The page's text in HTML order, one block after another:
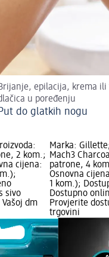
epilacija, krema ili
u poređenju
Put do glatkih nogu
2 kom.;
cijena:
sivo
dm
Marka:
Mach3
patrone, 4
Osnovna
1 kom.);
Dostupno
Provjerite
trgovini